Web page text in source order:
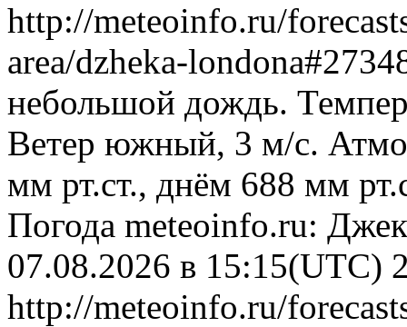
http://meteoinfo.ru/
area/dzheka-
небольшой дождь.
Ветер южный, 3 м/с.
мм рт.ст., днём 688 мм
Погода meteoinfo.ru:
07.08.2026 в 15:15(UTC)
http://meteoinfo.ru/